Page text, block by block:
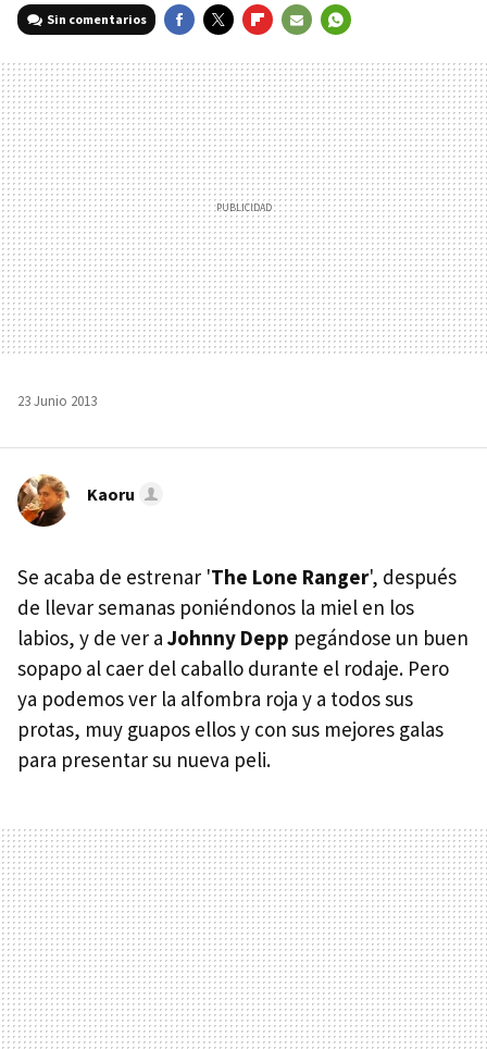
Sin comentarios
MAIL
23 Junio 2013
Kaoru
Se acaba de estrenar 'The Lone Ranger', después
de llevar semanas poniéndonos la miel en los
labios, y de ver a Johnny Depp pegándose un buen
sopapo al caer del caballo durante el rodaje. Pero
ya podemos ver la alfombra roja y a todos sus
protas, muy guapos ellos y con sus mejores galas
para presentar su nueva peli.